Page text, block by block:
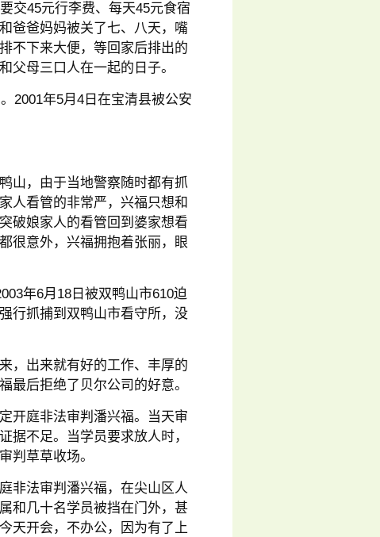
交45元行李费、每天45元食宿
爸爸妈妈被关了七、八天，嘴
不下来大便，等回家后排出的
父母三口人在一起的日子。
2001年5月4日在宝清县被公安
山，由于当地警察随时都有抓
人看管的非常严，兴福只想和
破娘家人的看管回到婆家想看
很意外，兴福拥抱着张丽，眼
年6月18日被双鸭山市610迫
行抓捕到双鸭山市看守所，没
，出来就有好的工作、丰厚的
最后拒绝了贝尔公司的好意。
开庭非法审判潘兴福。当天审
据不足。当学员要求放人时，
判草草收场。
非法审判潘兴福，在尖山区人
和几十名学员被挡在门外，甚
天开会，不办公，因为有了上